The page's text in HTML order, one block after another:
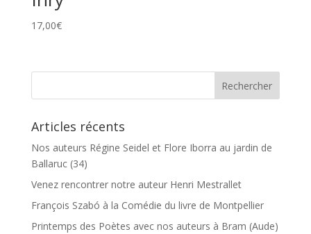
17,00€
Articles récents
Nos auteurs Régine Seidel et Flore Iborra au jardin de
Ballaruc (34)
Venez rencontrer notre auteur Henri Mestrallet
François Szabó à la Comédie du livre de Montpellier
Printemps des Poètes avec nos auteurs à Bram (Aude)